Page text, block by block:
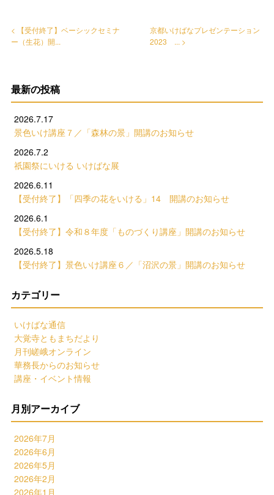
< 【受付終了】ベーシックセミナ
ー（生花）開...
京都いけばなプレゼンテーション
2023 ... >
最新の投稿
2026.7.17
景色いけ講座７／「森林の景」開講のお知らせ
2026.7.2
祇園祭にいける いけばな展
2026.6.11
【受付終了】「四季の花をいける」14 開講のお知らせ
2026.6.1
【受付終了】令和８年度「ものづくり講座」開講のお知らせ
2026.5.18
【受付終了】景色いけ講座６／「沼沢の景」開講のお知らせ
カテゴリー
いけばな通信
大覚寺ともまちだより
月刊嵯峨オンライン
華務長からのお知らせ
講座・イベント情報
月別アーカイブ
2026年7月
2026年6月
2026年5月
2026年2月
2026年1月